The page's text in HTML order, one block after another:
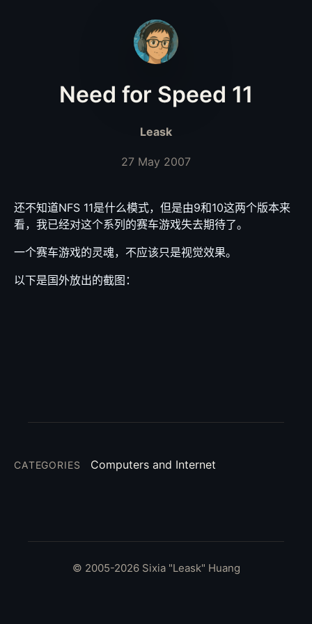
Need for Speed 11
Leask
27 May 2007
还不知道NFS 11是什么模式，但是由9和10这两个版本来
看，我已经对这个系列的赛车游戏失去期待了。
一个赛车游戏的灵魂，不应该只是视觉效果。
以下是国外放出的截图：
CATEGORIES Computers and Internet
© 2005-2026 Sixia "Leask" Huang